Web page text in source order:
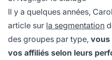
Il y a quelques années,
article sur la segmentation
des groupes par type, vous
vos affiliés selon leurs